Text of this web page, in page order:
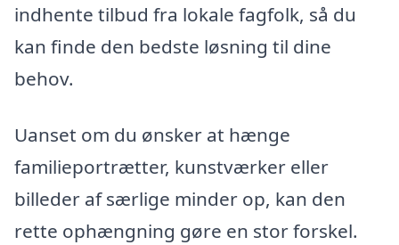
indhente tilbud fra lokale fagfolk, så du
kan finde den bedste løsning til dine
behov.
Uanset om du ønsker at hænge
familieportrætter, kunstværker eller
billeder af særlige minder op, kan den
rette ophængning gøre en stor forskel.